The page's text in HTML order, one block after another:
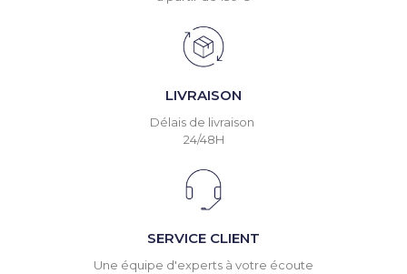
LIVRAISON
Délais de livraison
24/48H
SERVICE CLIENT
Une équipe d'experts à votre écoute